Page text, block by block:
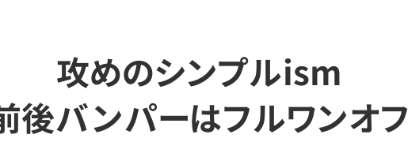
攻めのシンプルism
後バンパーはフルワンオフ